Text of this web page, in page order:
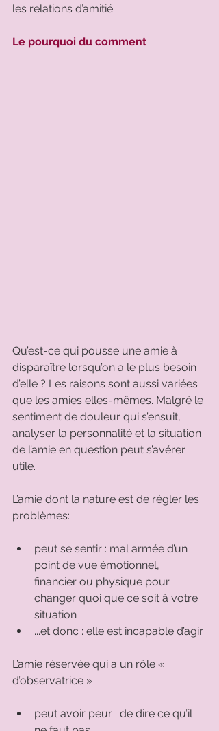
les relations d’amitié.
Le pourquoi du comment
Qu’est-ce qui pousse une amie à
disparaître lorsqu’on a le plus besoin
d’elle ? Les raisons sont aussi variées
que les amies elles-mêmes. Malgré le
sentiment de douleur qui s’ensuit,
analyser la personnalité et la situation
de l’amie en question peut s’avérer
utile.
L’amie dont la nature est de régler les
problèmes:
peut se sentir : mal armée d’un
point de vue émotionnel,
financier ou physique pour
changer quoi que ce soit à votre
situation
...et donc : elle est incapable d’agir
L’amie réservée qui a un rôle «
d’observatrice »
peut avoir peur : de dire ce qu’il